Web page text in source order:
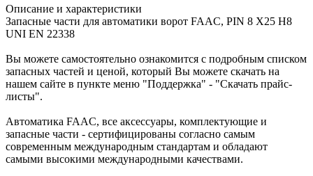
Описание и характеристики
Запасные части для автоматики ворот FAAC, PIN 8 X25 H8
UNI EN 22338
Вы можете самостоятельно ознакомится с подробным списком
запасных частей и ценой, который Вы можете скачать на
нашем сайте в пункте меню "Поддержка" - "Скачать прайс-
листы".
Автоматика FAAC, все аксессуары, комплектующие и
запасные части - сертифицированы согласно самым
современным международным стандартам и обладают
самыми высокими международными качествами.